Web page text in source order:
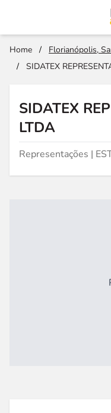
Home / Florianópolis,
/
SIDATEX
SIDATEX
LTDA
Representações |